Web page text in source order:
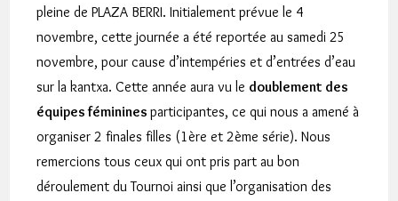
pleine de PLAZA BERRI. Initialement prévue le 4
novembre, cette journée a été reportée au samedi 25
novembre, pour cause d’intempéries et d’entrées d’eau
sur la kantxa. Cette année aura vu le doublement des
équipes fémininesparticipantes, ce qui nous a amené à
organiser 2 finales filles (1ère et 2ème série). Nous
remercions tous ceux qui ont pris part au bon
déroulement du Tournoi ainsi que l’organisation des